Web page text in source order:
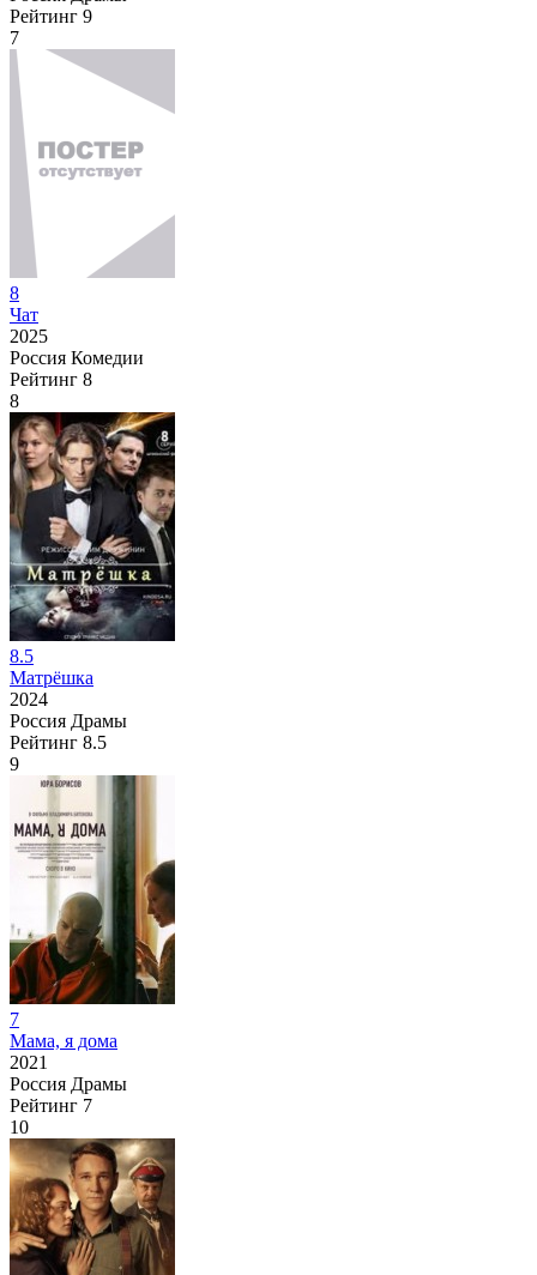
Рейтинг 9
7
8
Чат
2025
Россия Комедии
Рейтинг 8
8
8.5
Матрёшка
2024
Россия Драмы
Рейтинг 8.5
9
7
Мама, я дома
2021
Россия Драмы
Рейтинг 7
10